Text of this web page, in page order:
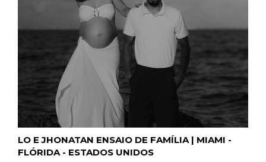
LO E JHONATAN ENSAIO DE FAMÍLIA | MIAMI -
FLÓRIDA - ESTADOS UNIDOS